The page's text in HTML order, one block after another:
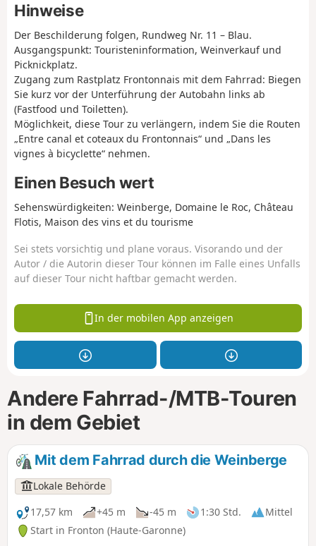
Hinweise
Der Beschilderung folgen, Rundweg Nr. 11 – Blau.
Ausgangspunkt: Touristeninformation, Weinverkauf und
Picknickplatz.
Zugang zum Rastplatz Frontonnais mit dem Fahrrad: Biegen
Sie kurz vor der Unterführung der Autobahn links ab
(Fastfood und Toiletten).
Möglichkeit, diese Tour zu verlängern, indem Sie die Routen
„Entre canal et coteaux du Frontonnais“ und „Dans les
vignes à bicyclette“ nehmen.
Einen Besuch wert
Sehenswürdigkeiten: Weinberge, Domaine le Roc, Château
Flotis, Maison des vins et du tourisme
Sei stets vorsichtig und plane voraus. Visorando und der
Autor / die Autorin dieser Tour können im Falle eines Unfalls
auf dieser Tour nicht haftbar gemacht werden.
In der mobilen App anzeigen
Andere Fahrrad-/MTB-Touren
in dem Gebiet
Mit dem Fahrrad durch die Weinberge
Lokale Behörde
17,57 km
+45 m -45 m 1:30 Std.
Mittel
Start in Fronton (Haute-Garonne)